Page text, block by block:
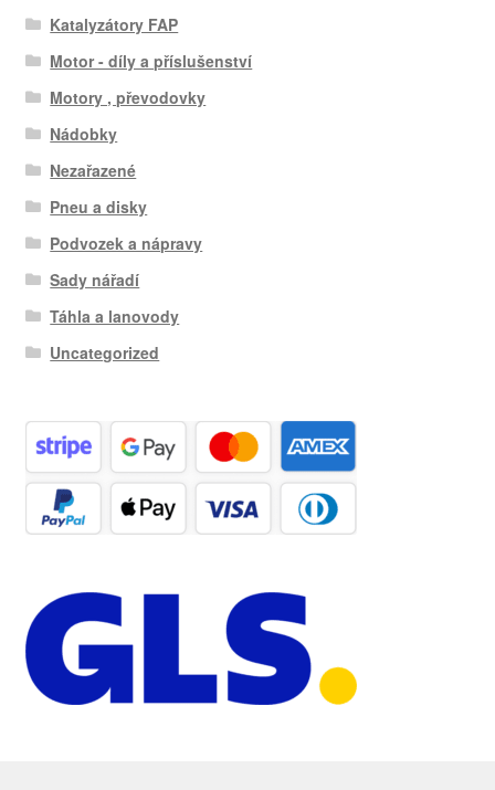
Katalyzátory FAP
Motor - díly a příslušenství
Motory , převodovky
Nádobky
Nezařazené
Pneu a disky
Podvozek a nápravy
Sady nářadí
Táhla a lanovody
Uncategorized